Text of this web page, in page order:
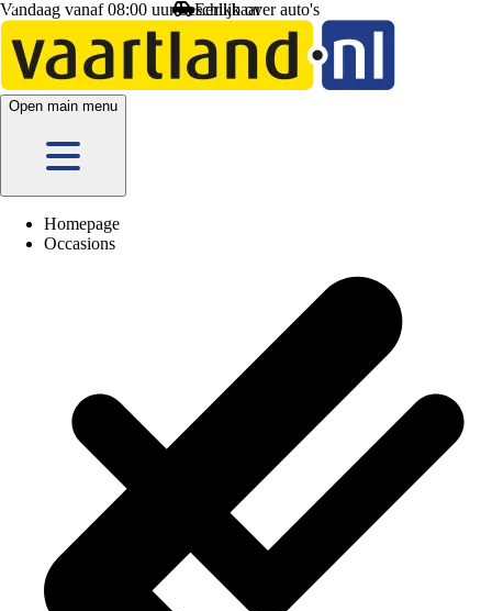
Eerlijkover auto's
Vandaag vanaf 08:00 uur beschikbaar
Open main menu
Homepage
Occasions